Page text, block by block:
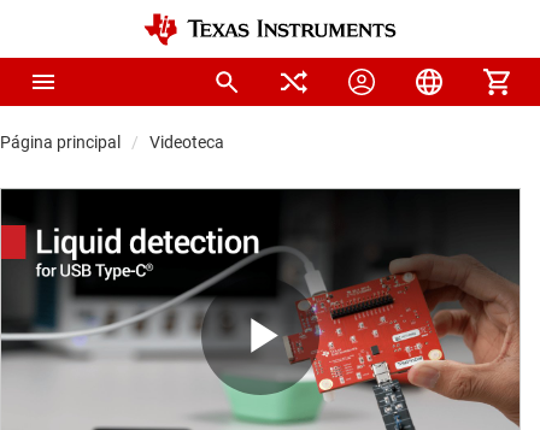
Página principal Videoteca
Play